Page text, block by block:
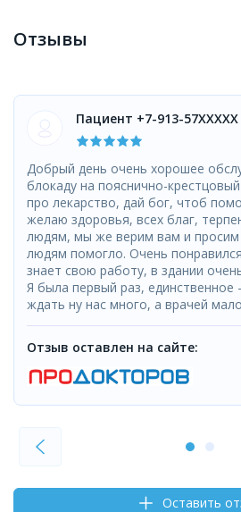
Отзывы
Пациент +7-913-57XXXXX
Добрый день очень хорошее
блокаду на пояснично-
про лекарство, дай бог, чтоб
желаю здоровья, всех благ,
людям, мы же верим вам и
людям помогло. Очень
знает свою работу, в здании
Я была первый раз, единственное
ждать ну нас много, а врачей
Отзыв оставлен на сайте:
Оставить